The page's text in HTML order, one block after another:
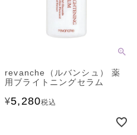
revanche（ルバンシュ） 薬
用ブライトニングセラム
¥5,280税込